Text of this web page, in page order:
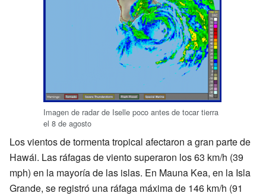
Imagen de radar de Iselle poco antes de tocar tierra
el 8 de agosto
Los vientos de tormenta tropical afectaron a gran parte de
Hawái. Las ráfagas de viento superaron los 63 km/h (39
mph) en la mayoría de las islas. En Mauna Kea, en la Isla
Grande, se registró una ráfaga máxima de 146 km/h (91